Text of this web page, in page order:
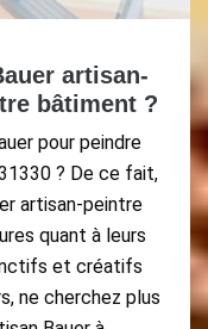
artisan-
bâtiment ?
pour peindre
? De ce fait,
artisan-peintre
quant à leurs
et créatifs
ne cherchez plus